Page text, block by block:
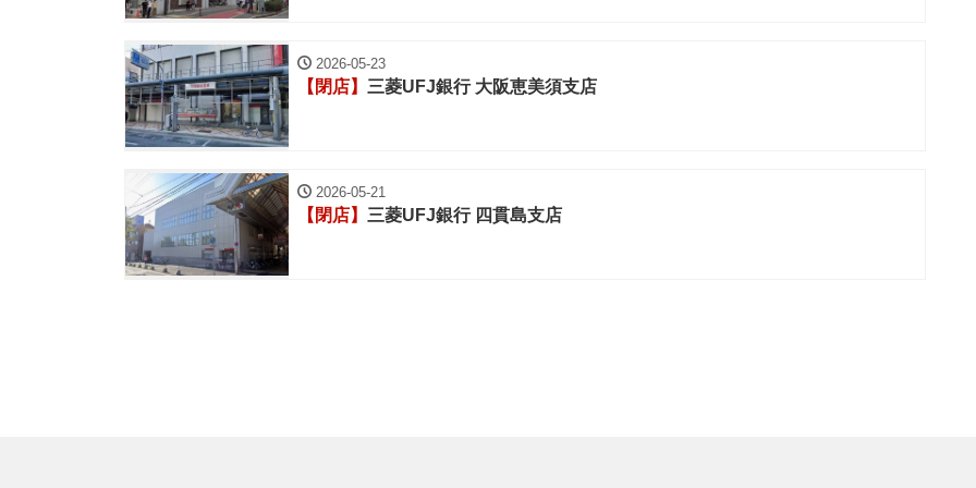
2026-05-23
【閉店】 三菱UFJ銀行 大阪恵美須支店
2026-05-21
【閉店】 三菱UFJ銀行 四貫島支店